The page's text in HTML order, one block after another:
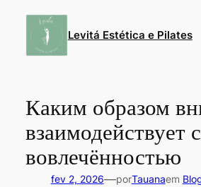
Levitá Estética e Pilates
Каким образом
взаимодействует с
вовлечённостью
fev 2, 2026—porTauanaem